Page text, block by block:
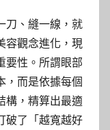
刀、縫一線，就
容觀念進化，現
要性。所謂眼部
，而是依據每個
構，精算出最適
破了「越寬越好